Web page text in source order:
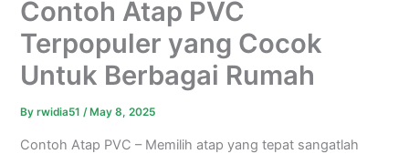
Contoh Atap PVC
Terpopuler yang Cocok
Untuk Berbagai Rumah
Byrwidia51/ May 8, 2025
Contoh Atap PVC – Memilih atap yang tepat sangatlah